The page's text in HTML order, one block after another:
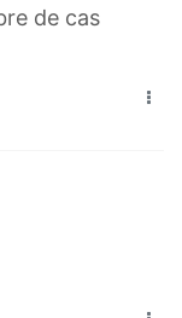
de cas